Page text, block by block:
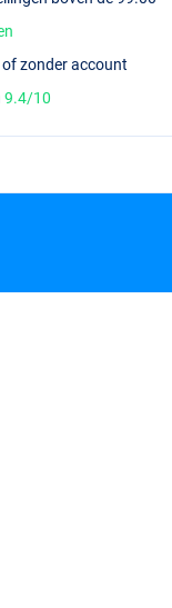
zonder account
9.4/10